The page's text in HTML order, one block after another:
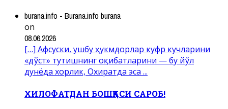
burana.info - Burana.info burana
on
08.06.2026
[…] Афсуски, ушбу ҳукмдорлар куфр кучларини
«дўст» тутишнинг оқибатларини — бу йўл
дунёда хорлик, Охиратда эса ...
ХИЛОФАТДАН БОШҚАСИ САРОБ!